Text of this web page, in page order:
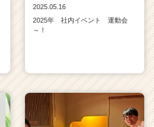
2025.05.16
2025年 社内イベント 運動会
～！